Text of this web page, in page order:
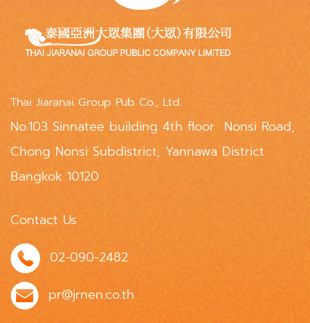
Thai Jiaranai Group Pub Co., Ltd.
No.103 Sinnatee building 4th floor Nonsi Road,
Chong Nonsi Subdistrict, Yannawa District
Bangkok 10120
Contact Us
02-090-2482
pr@jrnen.co.th